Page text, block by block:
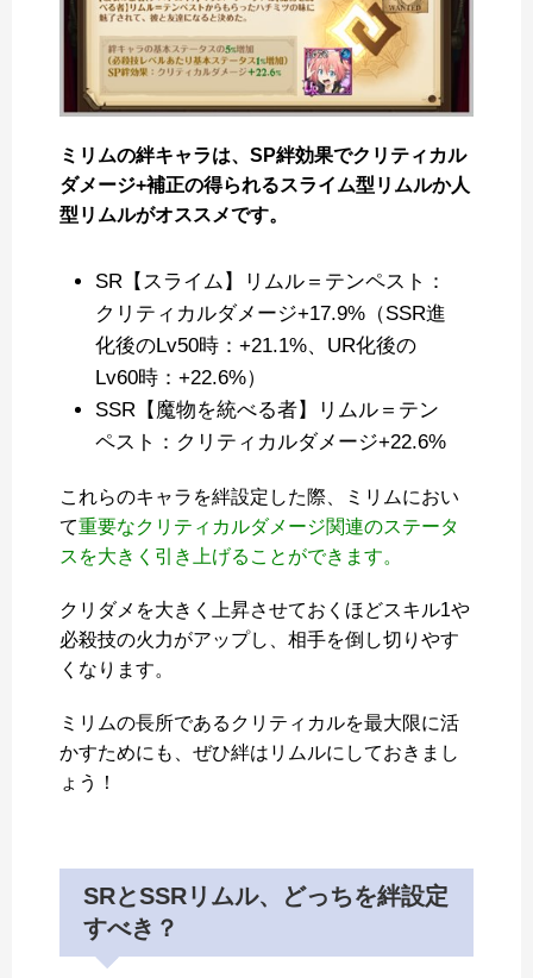
ミリムの絆キャラは、SP絆効果でクリティカル
ダメージ+補正の得られるスライム型リムルか人
型リムルがオススメです。
SR【スライム】リムル＝テンペスト：
クリティカルダメージ+17.9%（SSR進
化後のLv50時：+21.1%、UR化後の
Lv60時：+22.6%）
SSR【魔物を統べる者】リムル＝テン
ペスト：クリティカルダメージ+22.6%
これらのキャラを絆設定した際、ミリムにおい
て重要なクリティカルダメージ関連のステータ
スを大きく引き上げることができます。
クリダメを大きく上昇させておくほどスキル1や
必殺技の火力がアップし、相手を倒し切りやす
くなります。
ミリムの長所であるクリティカルを最大限に活
かすためにも、ぜひ絆はリムルにしておきまし
ょう！
SRとSSRリムル、どっちを絆設定
すべき？